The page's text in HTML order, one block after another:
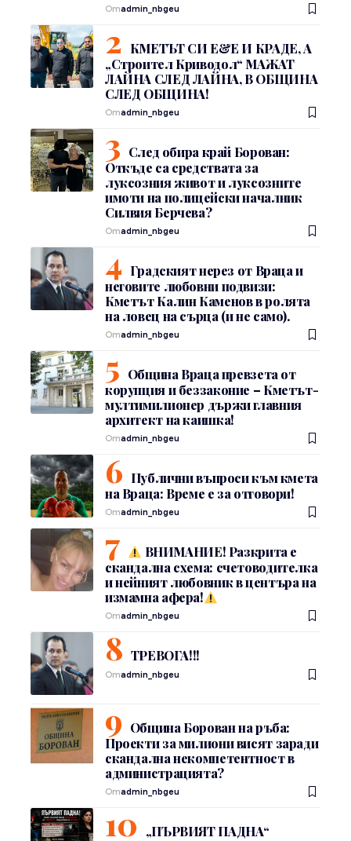
Отadmin_nbgeu
КМЕТЪТ СИ Е&Е И КРАДЕ, А
„Строител Криводол“ МАЖАТ
ЛАЙНА СЛЕД ЛАЙНА, В ОБЩИНА
СЛЕД ОБЩИНА!
Отadmin_nbgeu
След обира край Борован:
Откъде са средствата за
луксозния живот и луксозните
имоти на полицейски началник
Силвия Берчева?
Отadmin_nbgeu
Градският нерез от Враца и
неговите любовни подвизи:
Кметът Калин Каменов в ролята
на ловец на сърца (и не само).
Отadmin_nbgeu
Община Враца превзета от
корупция и беззаконие – Кметът-
мултимилионер държи главния
архитект на каишка!
Отadmin_nbgeu
Публични въпроси към кмета
на Враца: Време е за отговори!
Отadmin_nbgeu
ВНИМАНИЕ! Разкрита е
скандална схема: счетоводителка
и нейният любовник в центъра на
измамна афера!
Отadmin_nbgeu
ТРЕВОГА!!!
Отadmin_nbgeu
Община Борован на ръба:
Проекти за милиони висят заради
скандална некомпетентност в
администрацията?
Отadmin_nbgeu
„ПЪРВИЯТ ПАДНА“